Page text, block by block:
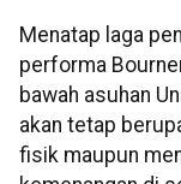
Menatap laga
performa
bawah asuhan
akan tetap
fisik maupun